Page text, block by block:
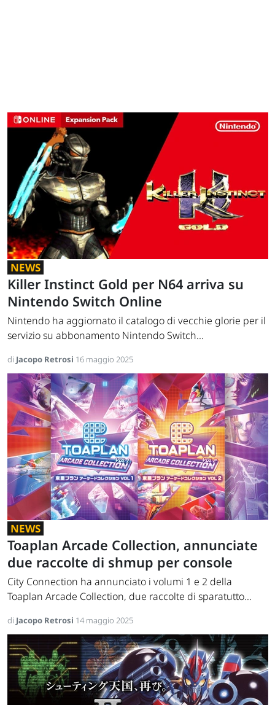
NEWS
Killer Instinct Gold per N64 arriva su
Nintendo Switch Online
Nintendo ha aggiornato il catalogo di vecchie glorie per il
servizio su abbonamento Nintendo Switch...
di Jacopo Retrosi 16 maggio 2025
NEWS
Toaplan Arcade Collection, annunciate
due raccolte di shmup per console
City Connection ha annunciato i volumi 1 e 2 della
Toaplan Arcade Collection, due raccolte di sparatutto...
di Jacopo Retrosi 14 maggio 2025